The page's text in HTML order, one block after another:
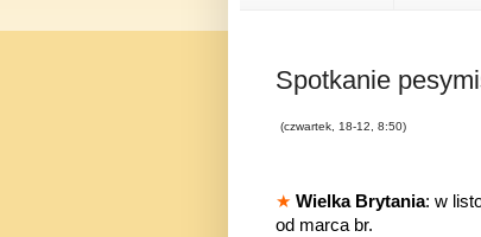
Spotkanie
(czwartek, 18-12, 8:50)
★ Wielka Brytania: w
od marca br.